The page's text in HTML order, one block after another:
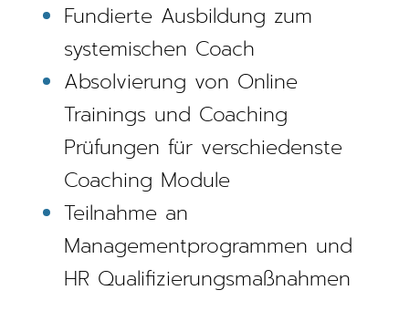
Fundierte Ausbildung zum
systemischen Coach​​
Absolvierung von Online
Trainings und Coaching
Prüfungen für verschiedenste
Coaching Module ​
Teilnahme an
Managementprogrammen und
HR Qualifizierungsmaßnahmen